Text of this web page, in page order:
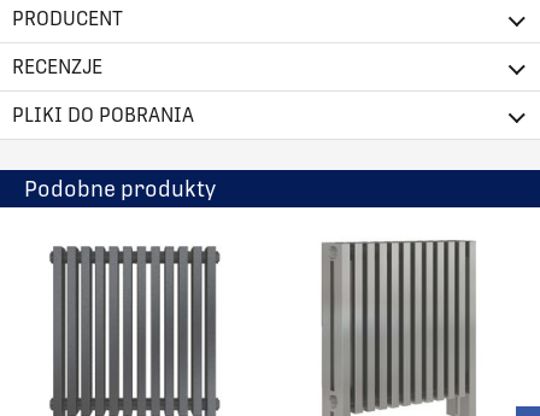
PRODUCENT
RECENZJE
PLIKI DO POBRANIA
Podobne produkty